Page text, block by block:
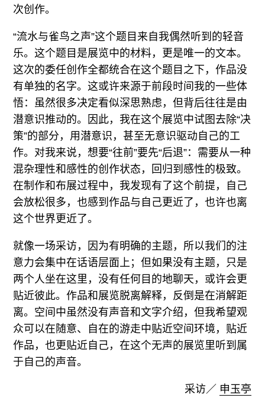
次创作。
“流水与雀鸟之声”这个题目来自我偶然听到的轻音
乐。这个题目是展览中的材料，更是唯一的文本。
这次的委任创作全都统合在这个题目之下，作品没
有单独的名字。这或许来源于前段时间我的一些体
悟：虽然很多决定看似深思熟虑，但背后往往是由
潜意识推动的。因此，我在这个展览中试图去除“决
策”的部分，用潜意识，甚至无意识驱动自己的工
作。对我来说，想要“往前”要先“后退”：需要从一种
混杂理性和感性的创作状态，回归到感性的极致。
在制作和布展过程中，我发现有了这个前提，自己
会放松很多，也感到作品与自己更近了，也许也离
这个世界更近了。
就像一场采访，因为有明确的主题，所以我们的注
意力会集中在话语层面上；但如果没有主题，只是
两个人坐在这里，没有任何目的地聊天，或许会更
贴近彼此。作品和展览脱离解释，反倒是在消解距
离。空间中虽然没有声音和文字介绍，但我希望观
众可以在随意、自在的游走中贴近空间环境，贴近
作品，也更贴近自己，在这个无声的展览里听到属
于自己的声音。
采访／ 申玉亭